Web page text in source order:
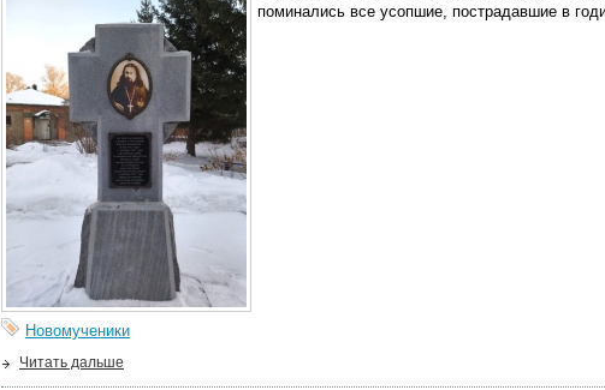
поминались все усопшие, пострадавшие в
Новомученики
Читать дальше